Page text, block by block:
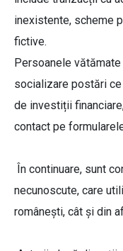
inexistente, scheme
fictive.
Persoanele
socializare postări
de investiții
contact pe
În continuare, sunt
necunoscute, care
românești, cât și din